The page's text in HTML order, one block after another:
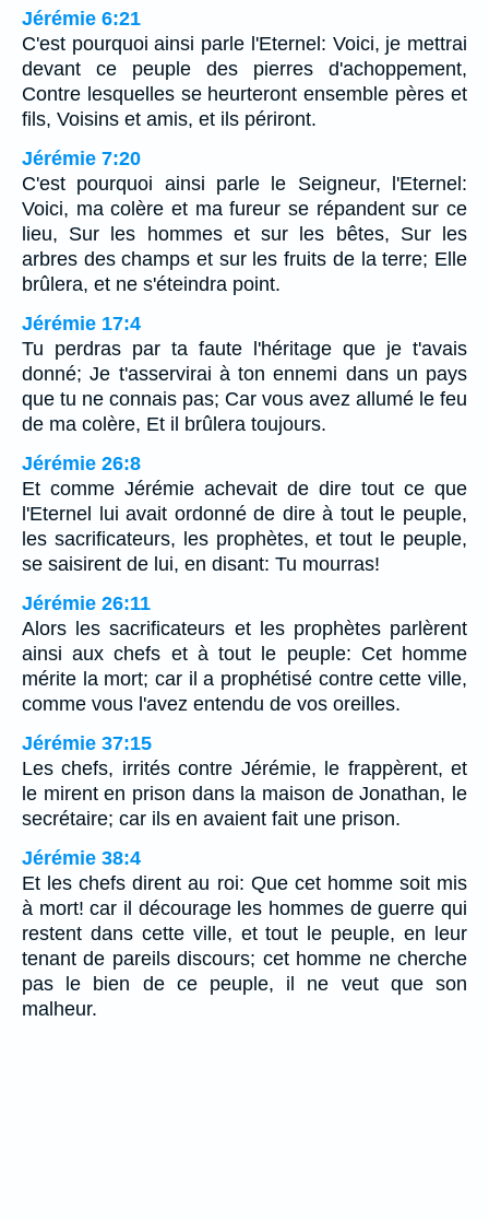
Jérémie 6:21
C'est pourquoi ainsi parle l'Eternel: Voici, je mettrai
devant ce peuple des pierres d'achoppement,
Contre lesquelles se heurteront ensemble pères et
fils, Voisins et amis, et ils périront.
Jérémie 7:20
C'est pourquoi ainsi parle le Seigneur, l'Eternel:
Voici, ma colère et ma fureur se répandent sur ce
lieu, Sur les hommes et sur les bêtes, Sur les
arbres des champs et sur les fruits de la terre; Elle
brûlera, et ne s'éteindra point.
Jérémie 17:4
Tu perdras par ta faute l'héritage que je t'avais
donné; Je t'asservirai à ton ennemi dans un pays
que tu ne connais pas; Car vous avez allumé le feu
de ma colère, Et il brûlera toujours.
Jérémie 26:8
Et comme Jérémie achevait de dire tout ce que
l'Eternel lui avait ordonné de dire à tout le peuple,
les sacrificateurs, les prophètes, et tout le peuple,
se saisirent de lui, en disant: Tu mourras!
Jérémie 26:11
Alors les sacrificateurs et les prophètes parlèrent
ainsi aux chefs et à tout le peuple: Cet homme
mérite la mort; car il a prophétisé contre cette ville,
comme vous l'avez entendu de vos oreilles.
Jérémie 37:15
Les chefs, irrités contre Jérémie, le frappèrent, et
le mirent en prison dans la maison de Jonathan, le
secrétaire; car ils en avaient fait une prison.
Jérémie 38:4
Et les chefs dirent au roi: Que cet homme soit mis
à mort! car il décourage les hommes de guerre qui
restent dans cette ville, et tout le peuple, en leur
tenant de pareils discours; cet homme ne cherche
pas le bien de ce peuple, il ne veut que son
malheur.